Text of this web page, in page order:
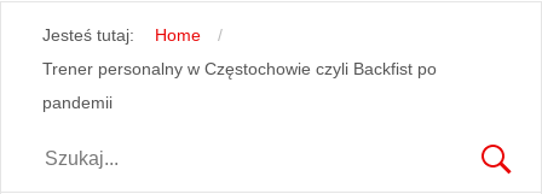
Jesteś tutaj:
Home
Trener personalny w Częstochowie czyli Backfist po
pandemii